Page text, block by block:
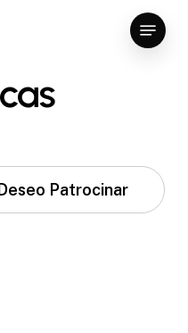
Menu
Deseo Patrocinar